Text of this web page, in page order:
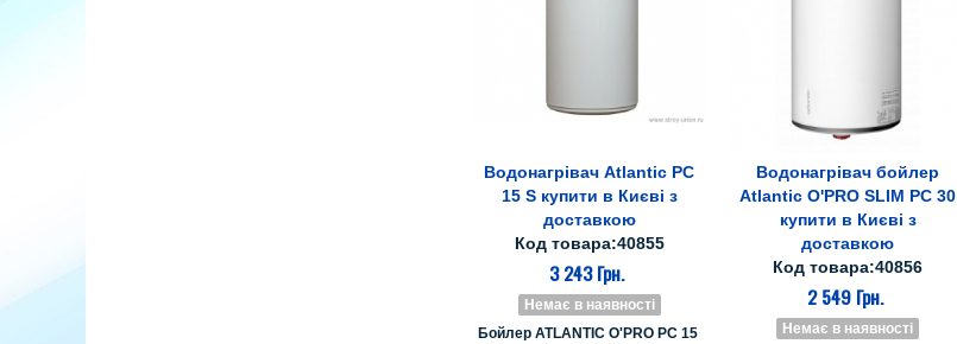
Все про товар
Водонагрівач Atlantic PC
15 S купити в Києві з
доставкою
Код товара:40855
3 243 Грн.
Немає в наявності
Бойлер ATLANTIC O'PRO PC 15
Все про товар
Водонагрівач бойлер
Atlantic O'PRO SLIM PC 30
купити в Києві з
доставкою
Код товара:40856
2 549 Грн.
Немає в наявності